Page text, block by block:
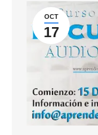
OCT
17